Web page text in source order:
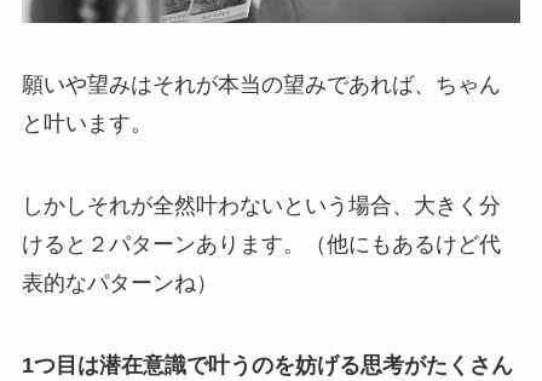
願いや望みはそれが本当の望みであれば、ちゃん
と叶います。
しかしそれが全然叶わないという場合、大きく分
けると２パターンあります。（他にもあるけど代
表的なパターンね）
1つ目は潜在意識で叶うのを妨げる思考がたくさん